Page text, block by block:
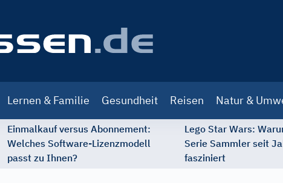
Lernen & Familie Gesundheit Reisen Natur &
Einmalkauf versus Abonnement:
Welches Software-Lizenzmodell
passt zu Ihnen?
Lego Star Wars:
Serie Sammler seit
fasziniert